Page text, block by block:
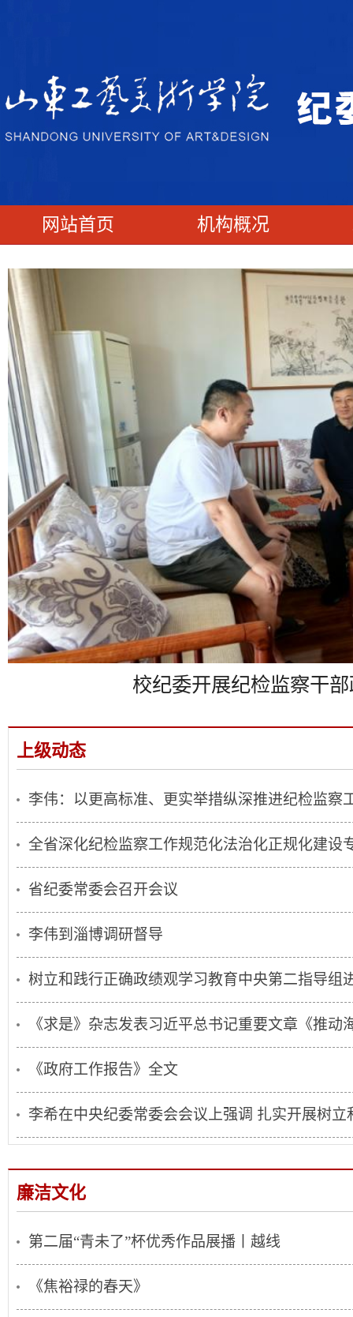
网站首页 机构概况
校纪委开展纪检监察干
上级动态
李伟：以更高标准、更实举措纵深推进纪检监察
全省深化纪检监察工作规范化法治化正规化建设
省纪委常委会召开会议
李伟到淄博调研督导
树立和践行正确政绩观学习教育中央第二指导组
《求是》杂志发表习近平总书记重要文章《推动
《政府工作报告》全文
李希在中央纪委常委会会议上强调 扎实开展树立
廉洁文化
第二届“青未了”杯优秀作品展播丨越线
《焦裕禄的春天》